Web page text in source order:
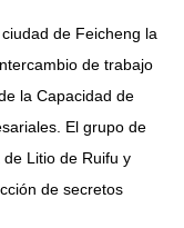
de Feicheng la
de trabajo
la Capacidad de
El grupo de
Litio de Ruifu y
de secretos